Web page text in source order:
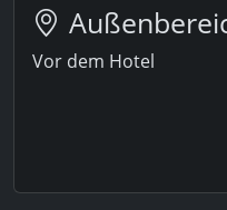
Vor dem Hotel